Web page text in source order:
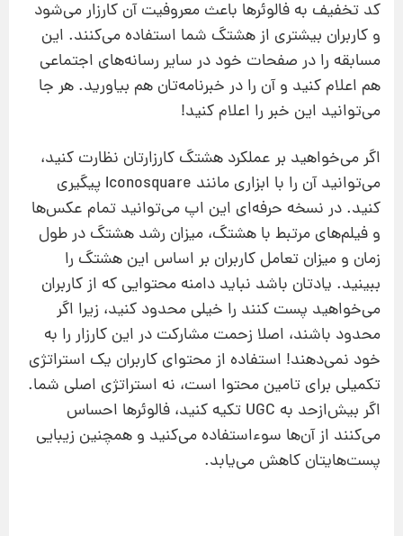
کد تخفیف به فالوئرها باعث معروفیت آن کارزار می‌شود
و کاربران بیشتری از هشتگ شما استفاده می‌کنند. این
مسابقه را در صفحات خود در سایر رسانه‌های اجتماعی
هم اعلام کنید و آن را در خبرنامه‌تان هم بیاورید. هر جا
می‌توانید این خبر را اعلام کنید!
اگر می‌خواهید بر عملکرد هشتگ کارزارتان نظارت کنید،
می‌توانید آن را با ابزاری مانند Iconosquare پیگیری
کنید. در نسخه حرفه‌ای این اپ می‌توانید تمام عکس‌ها
و فیلم‌های مرتبط با هشتگ، میزان رشد هشتگ در طول
زمان و میزان تعامل کاربران بر اساس این هشتگ را
ببینید. یادتان باشد نباید دامنه محتوایی که از کاربران
می‌خواهید پست کنند را خیلی محدود کنید، زیرا اگر
محدود باشند، اصلا زحمت مشارکت در این کارزار را به
خود نمی‌دهند! استفاده از محتوای کاربران یک استراتژی
تکمیلی برای تامین محتوا است، نه استراتژی اصلی شما.
اگر بیش‌ازحد به UGC تکیه کنید، فالوئرها احساس
می‌کنند از آن‌ها سوء‌استفاده می‌کنید و همچنین زیبایی
پست‌هایتان کاهش می‌یابد.